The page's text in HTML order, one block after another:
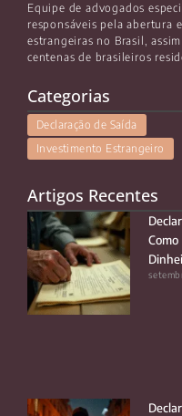
Equipe de advogados
responsáveis pela abertura
estrangeiras no Brasil,
centenas de brasileiros
Categorias
Declaração de Saída
Investimento Estrangeiro
Artigos Recentes